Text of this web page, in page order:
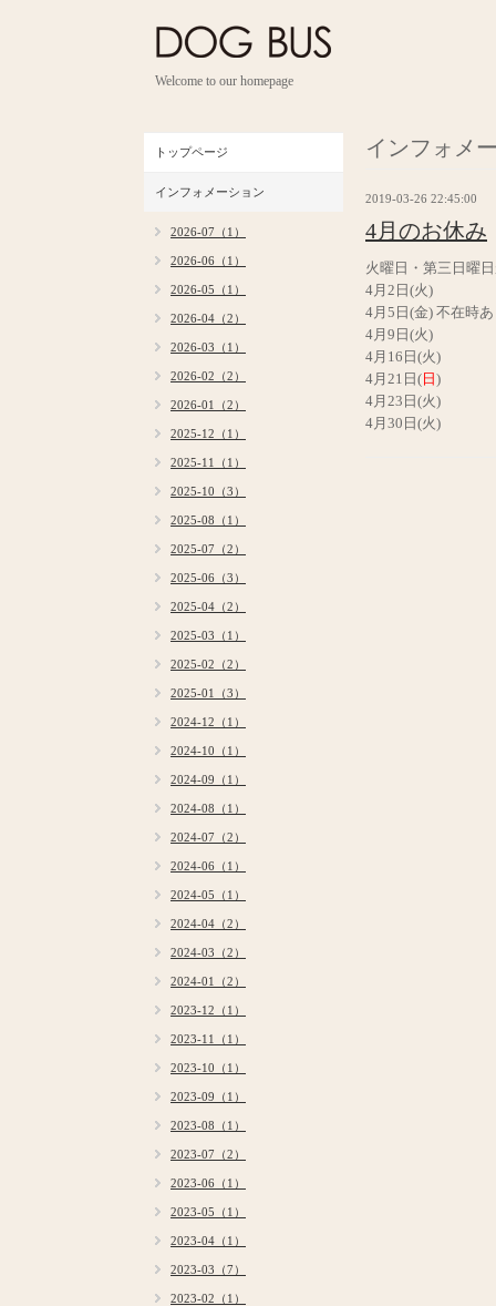
Welcome to our homepage
インフォメ
2019-03-26 22:45:00
4月のお休み
火曜日・第三日曜
4月2日(火)
4月5日(金) 不在時
4月9日(火)
4月16日(火)
4月21日( 日 )
4月23日(火)
4月30日(火)
トップページ
インフォメーション
2026-07（1）
2026-06（1）
2026-05（1）
2026-04（2）
2026-03（1）
2026-02（2）
2026-01（2）
2025-12（1）
2025-11（1）
2025-10（3）
2025-08（1）
2025-07（2）
2025-06（3）
2025-04（2）
2025-03（1）
2025-02（2）
2025-01（3）
2024-12（1）
2024-10（1）
2024-09（1）
2024-08（1）
2024-07（2）
2024-06（1）
2024-05（1）
2024-04（2）
2024-03（2）
2024-01（2）
2023-12（1）
2023-11（1）
2023-10（1）
2023-09（1）
2023-08（1）
2023-07（2）
2023-06（1）
2023-05（1）
2023-04（1）
2023-03（7）
2023-02（1）